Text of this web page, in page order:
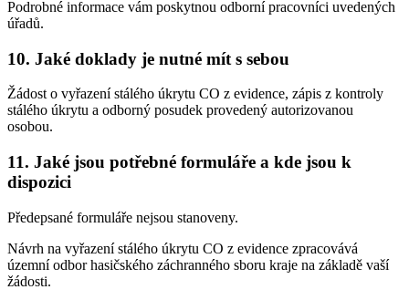
Podrobné informace vám poskytnou odborní pracovníci uvedených
úřadů.
10. Jaké doklady je nutné mít s sebou
Žádost o vyřazení stálého úkrytu CO z evidence, zápis z kontroly
stálého úkrytu a odborný posudek provedený autorizovanou
osobou.
11. Jaké jsou potřebné formuláře a kde jsou k
dispozici
Předepsané formuláře nejsou stanoveny.
Návrh na vyřazení stálého úkrytu CO z evidence zpracovává
územní odbor hasičského záchranného sboru kraje na základě vaší
žádosti.